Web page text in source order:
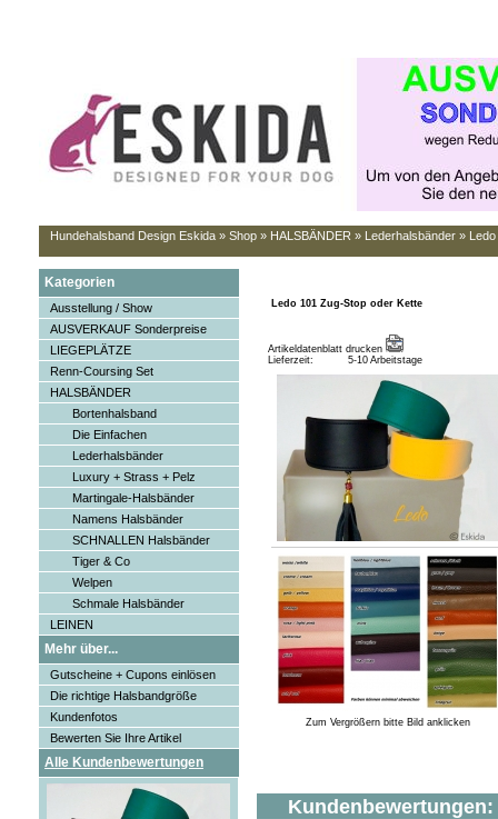
Hundehalsband Design Eskida » Shop » HALSBÄNDER » Lederhalsbänder »
Kategorien
Ausstellung / Show
AUSVERKAUF Sonderpreise
LIEGEPLÄTZE
Renn-Coursing Set
HALSBÄNDER
Bortenhalsband
Die Einfachen
Lederhalsbänder
Luxury + Strass + Pelz
Martingale-Halsbänder
Namens Halsbänder
SCHNALLEN Halsbänder
Tiger & Co
Welpen
Schmale Halsbänder
LEINEN
Mehr über...
Gutscheine + Cupons einlösen
Die richtige Halsbandgröße
Kundenfotos
Bewerten Sie Ihre Artikel
Alle Kundenbewertungen
Ledo 101 Zug-Stop oder Kette
Artikeldatenblatt drucken
Lieferzeit:
5-10 Arbeitstage
Zum Vergrößern bitte Bild anklicken
Kundenbewertungen: